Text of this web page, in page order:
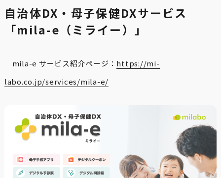
自治体DX・母子保健DXサービス
「mila-e（ミライー）」
mila-e サービス紹介ページ： https://mi-
labo.co.jp/services/mila-e/